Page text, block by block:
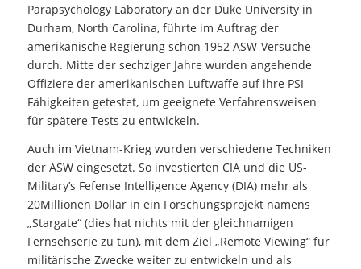
Parapsychology Laboratory an der Duke University in
Durham, North Carolina, führte im Auftrag der
amerikanische Regierung schon 1952 ASW-Versuche
durch. Mitte der sechziger Jahre wurden angehende
Offiziere der amerikanischen Luftwaffe auf ihre PSI-
Fähigkeiten getestet, um geeignete Verfahrensweisen
für spätere Tests zu entwickeln.
Auch im Vietnam-Krieg wurden verschiedene Techniken
der ASW eingesetzt. So investierten CIA und die US-
Military’s Fefense Intelligence Agency (DIA) mehr als
20Millionen Dollar in ein Forschungsprojekt namens
„Stargate“ (dies hat nichts mit der gleichnamigen
Fernsehserie zu tun), mit dem Ziel „Remote Viewing“ für
militärische Zwecke weiter zu entwickeln und als